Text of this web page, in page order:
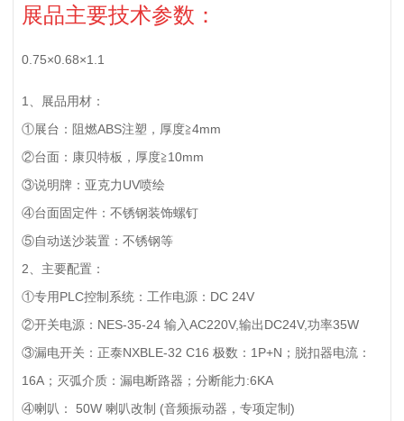
展品主要技术参数：
0.75×0.68×1.1
1、展品用材：
①展台：阻燃ABS注塑，厚度≧4mm
②台面：康贝特板，厚度≧10mm
③说明牌：亚克力UV喷绘
④台面固定件：不锈钢装饰螺钉
⑤自动送沙装置：不锈钢等
2、主要配置：
①专用PLC控制系统：工作电源：DC 24V
②开关电源：NES-35-24 输入AC220V,输出DC24V,功率35W
③漏电开关：正泰NXBLE-32 C16 极数：1P+N；脱扣器电流：
16A；灭弧介质：漏电断路器；分断能力:6KA
④喇叭： 50W 喇叭改制 (音频振动器，专项定制)